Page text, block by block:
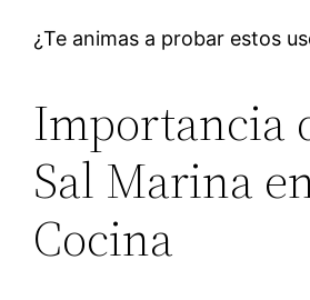
¿Te animas a probar estos
Importancia
Sal Marina
Cocina